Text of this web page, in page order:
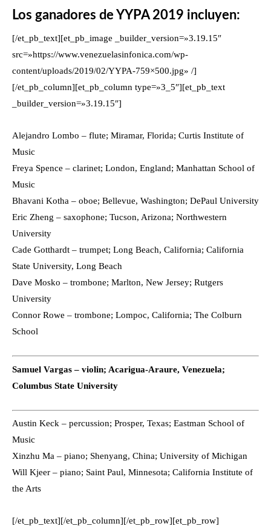
Los ganadores de YYPA 2019 incluyen:
[/et_pb_text][et_pb_image _builder_version=»3.19.15″
src=»https://www.venezuelasinfonica.com/wp-
content/uploads/2019/02/YYPA-759×500.jpg» /]
[/et_pb_column][et_pb_column type=»3_5″][et_pb_text
_builder_version=»3.19.15″]
Alejandro Lombo – flute; Miramar, Florida; Curtis Institute of
Music
Freya Spence – clarinet; London, England; Manhattan School of
Music
Bhavani Kotha – oboe; Bellevue, Washington; DePaul University
Eric Zheng – saxophone; Tucson, Arizona; Northwestern
University
Cade Gotthardt – trumpet; Long Beach, California; California
State University, Long Beach
Dave Mosko – trombone; Marlton, New Jersey; Rutgers
University
Connor Rowe – trombone; Lompoc, California; The Colburn
School
Samuel Vargas – violin; Acarigua-Araure, Venezuela;
Columbus State University
Austin Keck – percussion; Prosper, Texas; Eastman School of
Music
Xinzhu Ma – piano; Shenyang, China; University of Michigan
Will Kjeer – piano; Saint Paul, Minnesota; California Institute of
the Arts
[/et_pb_text][/et_pb_column][/et_pb_row][et_pb_row]